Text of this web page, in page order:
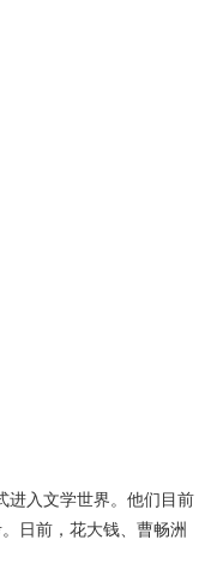
进入文学世界。他们目前
日前，花大钱、曹畅洲